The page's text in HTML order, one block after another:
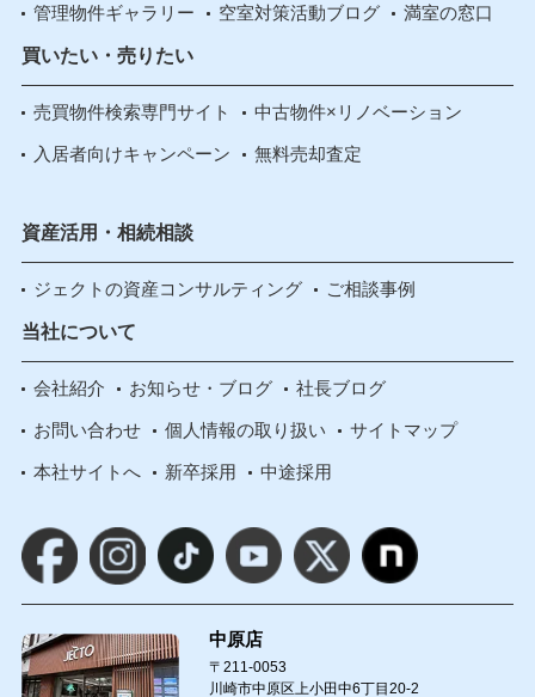
管理物件ギャラリー 空室対策活動ブログ 満室の窓口
買いたい・売りたい
売買物件検索専門サイト 中古物件×リノベーション
入居者向けキャンペーン 無料売却査定
資産活用・相続相談
ジェクトの資産コンサルティング ご相談事例
当社について
会社紹介 お知らせ・ブログ 社長ブログ
お問い合わせ 個人情報の取り扱い サイトマップ
本社サイトへ 新卒採用 中途採用
中原店
〒211-0053
川崎市中原区上小田中6丁目20-2